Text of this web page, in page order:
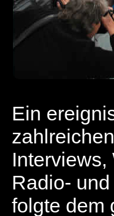
Ein
Radio-
folgte dem